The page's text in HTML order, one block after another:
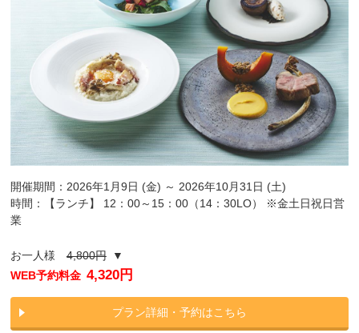
開催期間：2026年1月9日 (金) ～ 2026年10月31日 (土)
時間：【ランチ】 12：00～15：00（14：30LO） ※金土日祝日営
業
お一人様4,800円▼
WEB予約料金 4,320円
プラン詳細・予約はこちら